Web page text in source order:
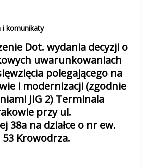
i komunikaty
Dot. wydania decyzji o
uwarunkowaniach
polegającego na
i modernizacji (zgodnie
JIG 2) Terminala
przy ul.
38a na działce o nr ew.
Krowodrza.